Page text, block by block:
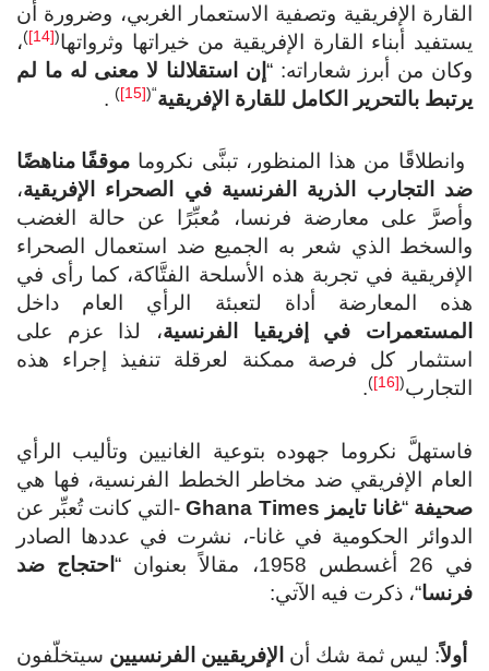
القارة الإفريقية وتصفية الاستعمار الغربي، وضرورة أن
يستفيد أبناء القارة الإفريقية من خيراتها وثرواتها(
[14]
)،
وكان من أبرز شعاراته: “ إن
استقلالنا لا معنى له ما لم
يرتبط بالتحرير الكامل للقارة الإفريقية“(
[15]
)
.
وانطلاقًا من هذا المنظور، تبنَّى نكروما موقفًا مناهضًا
ضد التجارب الذرية الفرنسية في الصحراء الإفريقية،
وأصرَّ على معارضة فرنسا، مُعبِّرًا عن حالة الغضب
والسخط الذي شعر به الجميع ضد استعمال الصحراء
الإفريقية في تجربة هذه الأسلحة الفتَّاكة، كما رأى في
هذه المعارضة أداة لتعبئة الرأي العام داخل
المستعمرات في إفريقيا الفرنسية، لذا عزم على
استثمار كل فرصة ممكنة لعرقلة تنفيذ إجراء هذه
التجارب(
[16]
)
.
فاستهلَّ نكروما جهوده بتوعية الغانيين وتأليب الرأي
العام الإفريقي ضد مخاطر الخطط الفرنسية، فها هي
صحيفة “غانا تايمز Ghana Times -التي كانت تُعبِّر عن
الدوائر الحكومية في غانا-، نشرت في عددها الصادر
في 26 أغسطس 1958، مقالاً بعنوان “
احتجاج ضد
فرنسا“، ذكرت فيه الآتي:
أولاً: ليس ثمة شك أن الإفريقيين الفرنسيين سيتخلّفون